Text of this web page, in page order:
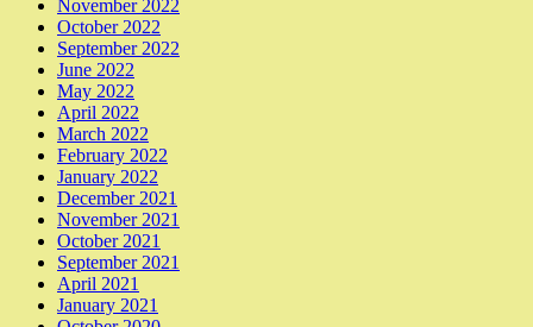
November 2022
October 2022
September 2022
June 2022
May 2022
April 2022
March 2022
February 2022
January 2022
December 2021
November 2021
October 2021
September 2021
April 2021
January 2021